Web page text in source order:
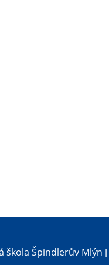
škola Špindlerův Mlýn |